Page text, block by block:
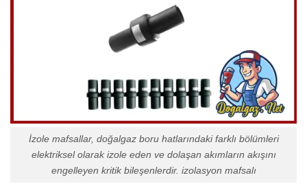
İzole mafsallar, doğalgaz boru hatlarındaki farklı bölümleri
elektriksel olarak izole eden ve dolaşan akımların akışını
engelleyen kritik bileşenlerdir. izolasyon mafsalı